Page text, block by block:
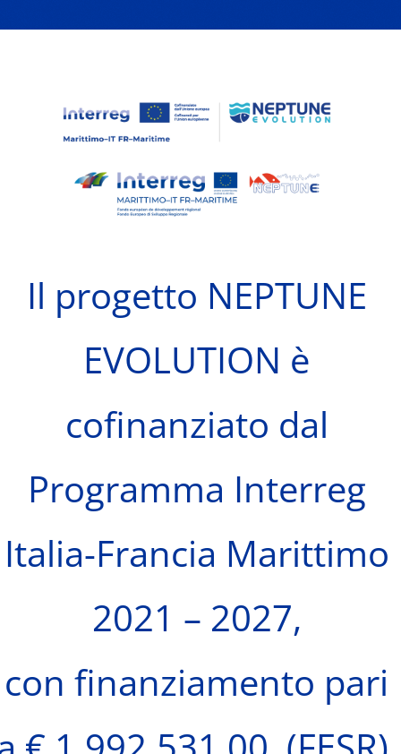
Il progetto NEPTUNE
EVOLUTION è
cofinanziato dal
Programma Interreg
Italia-Francia Marittimo
2021 – 2027,
con finanziamento pari